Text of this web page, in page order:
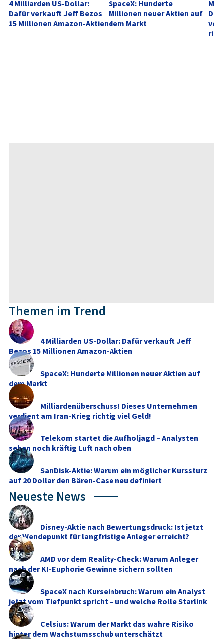
4 Milliarden US-Dollar:
Dafür verkauft Jeff Bezos
15 Millionen Amazon-Aktien
SpaceX: Hunderte
Millionen neuer Aktien auf
dem Markt
Themen im Trend
4 Milliarden US-Dollar: Dafür verkauft Jeff
Bezos 15 Millionen Amazon-Aktien
SpaceX: Hunderte Millionen neuer Aktien auf
dem Markt
Milliardenüberschuss! Dieses Unternehmen
verdient am Iran-Krieg richtig viel Geld!
Telekom startet die Aufholjagd – Analysten
sehen noch kräftig Luft nach oben
SanDisk-Aktie: Warum ein möglicher Kurssturz
auf 20 Dollar den Bären-Case neu definiert
Neueste News
Disney-Aktie nach Bewertungsdruck: Ist jetzt
der Wendepunkt für langfristige Anleger erreicht?
AMD vor dem Reality-Check: Warum Anleger
nach der KI-Euphorie Gewinne sichern sollten
SpaceX nach Kurseinbruch: Warum ein Analyst
jetzt vom Tiefpunkt spricht – und welche Rolle Starlink
...
Celsius: Warum der Markt das wahre Risiko
hinter dem Wachstumsschub unterschätzt